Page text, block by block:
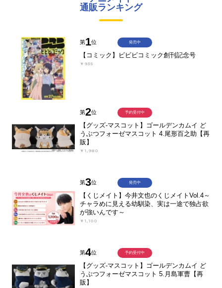
通販ランキング
第1位
【コミック】ビビビコミック創刊記念号
￥935
発売中
第2位
【グッズ-マスコット】ゴールデンカムイ ど
うぶつフォーゼマスコット 4.尾形百之助【再
販】
￥1,980
予約受付中
第3位
【くじメイト】今井文也のくじメイトVol.4～
チャラめに見える幼馴染、実は一途で独占欲
が強いんです～
￥1,100
発売中
第4位
【グッズ-マスコット】ゴールデンカムイ ど
うぶつフォーゼマスコット 5.月島軍曹【再
販】
予約受付中